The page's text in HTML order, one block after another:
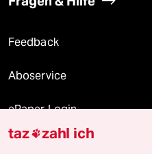
Feedback
Aboservice
ePaper Login
Downloads für Abonnierende
taz zahl ich